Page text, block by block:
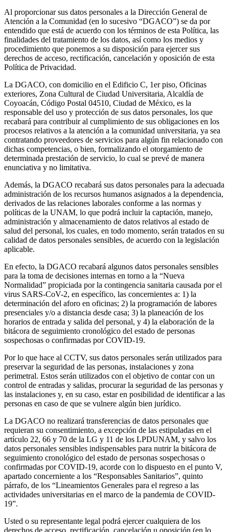
Al proporcionar sus datos personales a la Dirección General de
Atención a la Comunidad (en lo sucesivo “DGACO”) se da por
entendido que está de acuerdo con los términos de esta Política, las
finalidades del tratamiento de los datos, así como los medios y
procedimiento que ponemos a su disposición para ejercer sus
derechos de acceso, rectificación, cancelación y oposición de esta
Política de Privacidad.
La DGACO, con domicilio en el Edificio C, 1er piso, Oficinas
exteriores, Zona Cultural de Ciudad Universitaria, Alcaldía de
Coyoacán, Código Postal 04510, Ciudad de México, es la
responsable del uso y protección de sus datos personales, los que
recabará para contribuir al cumplimiento de sus obligaciones en los
procesos relativos a la atención a la comunidad universitaria, ya sea
contratando proveedores de servicios para algún fin relacionado con
dichas competencias, o bien, formalizando el otorgamiento de
determinada prestación de servicio, lo cual se prevé de manera
enunciativa y no limitativa.
Además, la DGACO recabará sus datos personales para la adecuada
administración de los recursos humanos asignados a la dependencia,
derivados de las relaciones laborales conforme a las normas y
políticas de la UNAM, lo que podrá incluir la captación, manejo,
administración y almacenamiento de datos relativos al estado de
salud del personal, los cuales, en todo momento, serán tratados en su
calidad de datos personales sensibles, de acuerdo con la legislación
aplicable.
En efecto, la DGACO recabará algunos datos personales sensibles
para la toma de decisiones internas en torno a la “Nueva
Normalidad” propiciada por la contingencia sanitaria causada por el
virus SARS-CoV-2, en específico, las concernientes a: 1) la
determinación del aforo en oficinas; 2) la programación de labores
presenciales y/o a distancia desde casa; 3) la planeación de los
horarios de entrada y salida del personal, y 4) la elaboración de la
bitácora de seguimiento cronológico del estado de personas
sospechosas o confirmadas por COVID-19.
Por lo que hace al CCTV, sus datos personales serán utilizados para
preservar la seguridad de las personas, instalaciones y zona
perimetral. Estos serán utilizados con el objetivo de contar con un
control de entradas y salidas, procurar la seguridad de las personas y
las instalaciones y, en su caso, estar en posibilidad de identificar a las
personas en caso de que se vulnere algún bien jurídico.
La DGACO no realizará transferencias de datos personales que
requieran su consentimiento, a excepción de las estipuladas en el
artículo 22, 66 y 70 de la LG y 11 de los LPDUNAM, y salvo los
datos personales sensibles indispensables para nutrir la bitácora de
seguimiento cronológico del estado de personas sospechosas o
confirmadas por COVID-19, acorde con lo dispuesto en el punto V,
apartado concerniente a los “Responsables Sanitarios”, quinto
párrafo, de los “Lineamientos Generales para el regreso a las
actividades universitarias en el marco de la pandemia de COVID-
19”.
Usted o su representante legal podrá ejercer cualquiera de los